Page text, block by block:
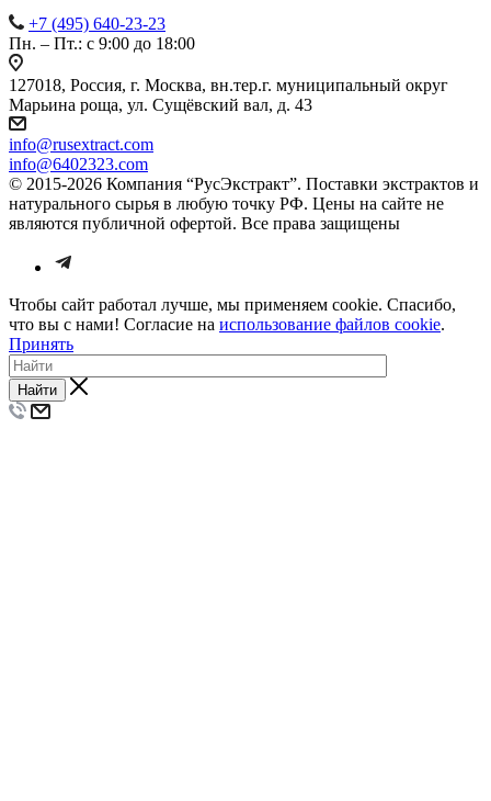
+7 (495) 640-23-23
Пн. – Пт.: с 9:00 до 18:00
127018, Россия, г. Москва, вн.тер.г. муниципальный округ
Марьина роща, ул. Сущёвский вал, д. 43
info@rusextract.com
info@6402323.com
© 2015-2026 Компания “РусЭкстракт”. Поставки экстрактов и
натурального сырья в любую точку РФ. Цены на сайте не
являются публичной офертой. Все права защищены
Чтобы сайт работал лучше, мы применяем cookie. Спасибо,
что вы с нами! Согласие на использование файлов cookie.
Принять
Найти